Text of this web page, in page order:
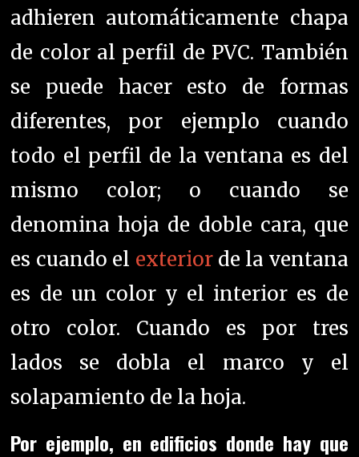
adhieren automáticamente chapa
de color al perfil de PVC. También
se puede hacer esto de formas
diferentes, por ejemplo cuando
todo el perfil de la ventana es del
mismo color; o cuando se
denomina hoja de doble cara, que
es cuando el exteriorde la ventana
es de un color y el interior es de
otro color. Cuando es por tres
lados se dobla el marco y el
solapamiento de la hoja.
Por ejemplo, en edificios donde hay que